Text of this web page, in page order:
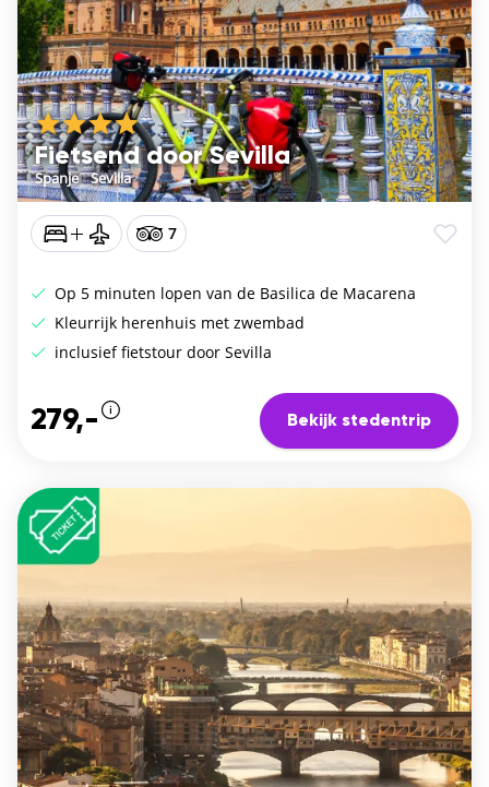
Fietsend door Sevilla
Spanje/Sevilla
7
Op 5 minuten lopen van de Basilica de Macarena
Kleurrijk herenhuis met zwembad
inclusief fietstour door Sevilla
279,- Bekijk stedentrip